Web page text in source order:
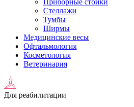
Приборные стойки
Стеллажи
Тумбы
Ширмы
Медицинские весы
Офтальмология
Косметология
Ветеринария
Для реабилитации